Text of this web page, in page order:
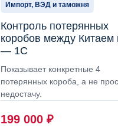
Импорт, ВЭД и таможня
Контроль потерянных
коробов между
— 1С
Показывает конкретные 4
потерянных короба, а не
недостачу.
199 000 ₽